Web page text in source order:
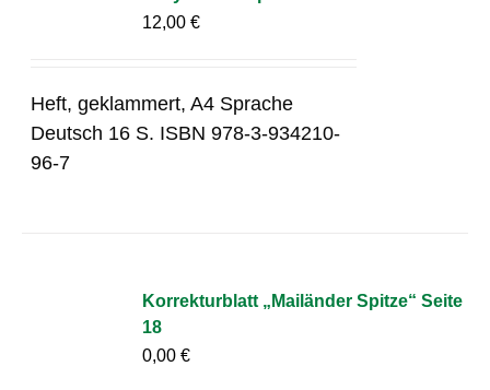
12,00€
Heft, geklammert, A4 Sprache
Deutsch 16 S. ISBN 978-3-934210-
96-7
Korrekturblatt „Mailänder Spitze“ Seite
18
0,00€